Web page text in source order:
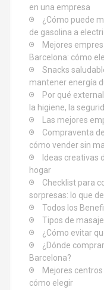
en una empresa
¿Cómo puede
de gasolina a
Mejores
Barcelona: cómo
Snacks
mantener energía
Por qué
la higiene, la
Las mejores
Compraventa
cómo vender sin
Ideas creativas
hogar
Checklist para
sorpresas: lo que
Todos los
Tipos de
¿Cómo evitar
¿Dónde
Barcelona?
Mejores
cómo elegir